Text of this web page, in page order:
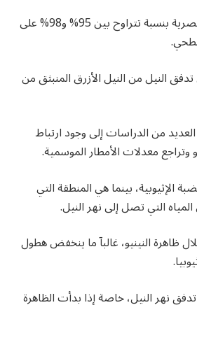
بينما، تعتمد الزراعة المصرية بنسبة تتراوح بين 95% و98% على
60-85% من تدفق النيل من النيل الأزرق المنبثق من
من الدراسات إلى وجود ارتباط
معدلات الأمطار الموسمية.
الإثيوبية، بينما هي المنطقة التي
التي تصل إلى نهر النيل.
ظاهرة النينيو، غالبآ ما ينخفض هطول
نهر النيل، خاصة إذا بدأت الظاهرة